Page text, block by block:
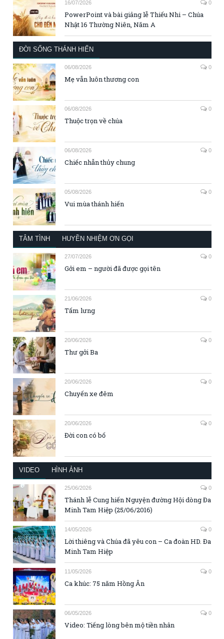
16/07/2026 0
PowerPoint và bài giảng lễ Thiếu Nhi – Chúa
Nhật 16 Thường Niên, Năm A
ĐỜI SỐNG THÁNH HIẾN
06/08/2026 0
Mẹ vẫn luôn thương con
06/08/2026 0
Thuộc trọn về chúa
06/08/2026 0
Chiếc nhẫn thủy chung
05/08/2026 0
Vui mùa thánh hiến
TÂM TÌNH HUYỀN NHIỆM ƠN GỌI
27/07/2026 0
Gởi em – người đã được gọi tên
21/06/2026 0
Tấm lưng
20/06/2026 0
Thư gởi Ba
20/06/2026 0
Chuyến xe đêm
20/06/2026 0
Đời con có bố
VIDEO HÌNH ẢNH
25/06/2026 0
Thánh lễ Cung hiến Nguyện đường Hội dòng Đa
Minh Tam Hiệp (25/06/2016)
14/05/2026 0
Lời thiêng và Chúa đã yêu con – Ca đoàn HD. Đa
Minh Tam Hiệp
11/05/2026 0
Ca khúc: 75 năm Hồng Ân
06/05/2026 0
Video: Tiếng lòng bên mộ tiền nhân